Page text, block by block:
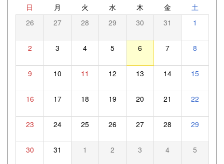
日 月 火 水 木 金 土
26 27 28 29 30 31 1
2 3 4 5 6 7 8
9 10 11 12 13 14 15
16 17 18 19 20 21 22
23 24 25 26 27 28 29
30 31 1 2 3 4 5